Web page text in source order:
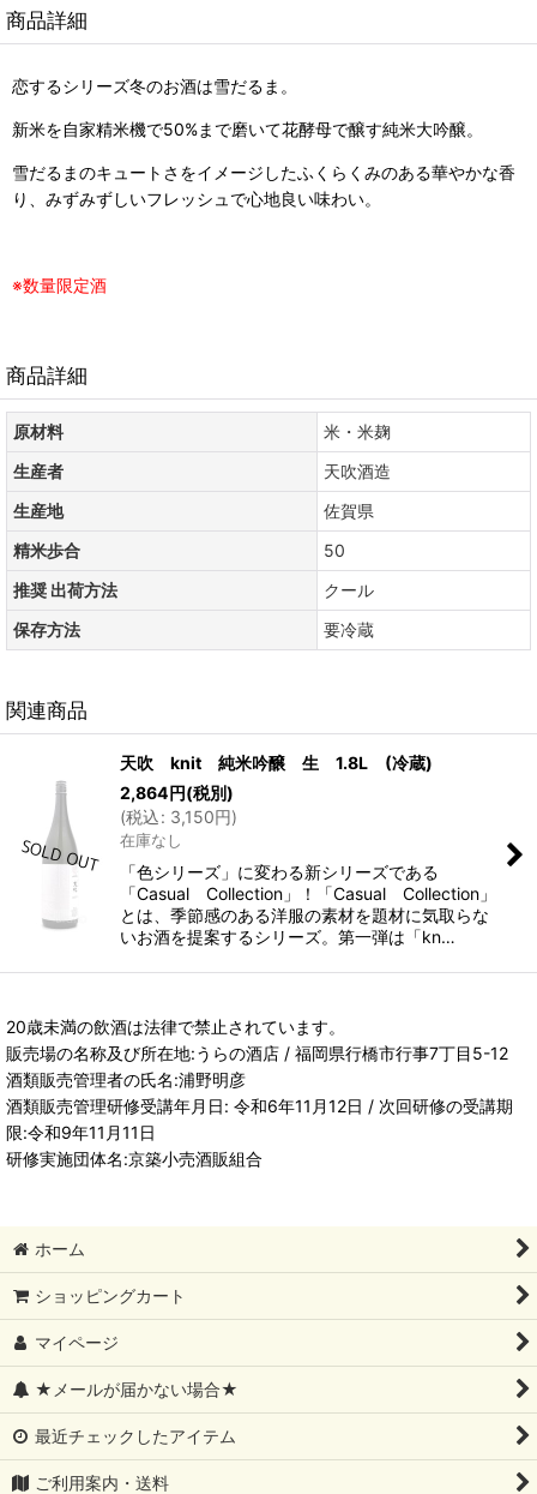
商品詳細
恋するシリーズ冬のお酒は雪だるま。
新米を自家精米機で50%まで磨いて花酵母で醸す純米大吟醸。
雪だるまのキュートさをイメージしたふくらくみのある華やかな香
り、みずみずしいフレッシュで心地良い味わい。
※数量限定酒
商品詳細
原材料
米・米麹
生産者
天吹酒造
生産地
佐賀県
精米歩合
50
推奨 出荷方法
クール
保存方法
要冷蔵
関連商品
天吹 knit 純米吟醸 生 1.8L (冷蔵)
2,864円(税別)
(税込: 3,150円)
在庫なし
「色シリーズ」に変わる新シリーズである
「Casual Collection」！「Casual Collection」
とは、季節感のある洋服の素材を題材に気取らな
いお酒を提案するシリーズ。第一弾は「kn…
20歳未満の飲酒は法律で禁止されています。
販売場の名称及び所在地:うらの酒店 / 福岡県行橋市行事7丁目5-12
酒類販売管理者の氏名:浦野明彦
酒類販売管理研修受講年月日: 令和6年11月12日 / 次回研修の受講期
限:令和9年11月11日
研修実施団体名:京築小売酒販組合
ホーム
ショッピングカート
マイページ
★メールが届かない場合★
最近チェックしたアイテム
ご利用案内・送料